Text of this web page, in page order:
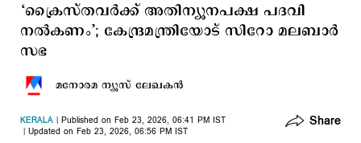
‘ക്രൈസ്തവര്‍ക്ക് അതിന്യൂനപക്ഷ പദവി
നല്‍കണം’; കേന്ദ്രമന്ത്രിയോട് സിറോ മലബാര്‍
സഭ
മനോരമ ന്യൂസ് ലേഖകന്‍
KERALA
Published on Feb 23, 2026, 06:41 PM IST
Updated on Feb 23, 2026, 06:56 PM IST
Share